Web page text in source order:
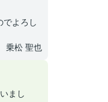
でよろし
乗松 聖也
まし